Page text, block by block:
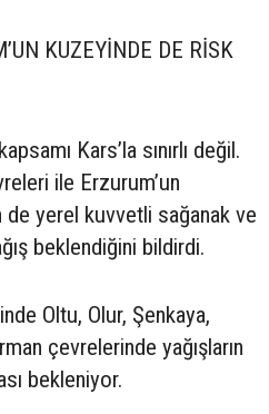
KUZEYİNDE DE RİSK
Kars’la sınırlı değil.
ile Erzurum’un
yerel kuvvetli sağanak ve
beklendiğini bildirdi.
Oltu, Olur, Şenkaya,
çevrelerinde yağışların
bekleniyor.